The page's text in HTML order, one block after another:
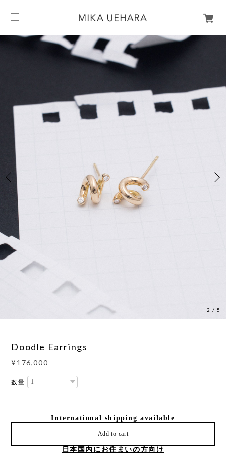
2 /5
Doodle Earrings
¥176,000
数量
International shipping available
Add to cart
日本国内にお住まいの方向け